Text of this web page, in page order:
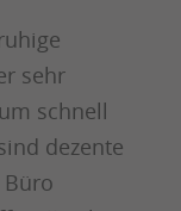
sehr
schnell
dezente